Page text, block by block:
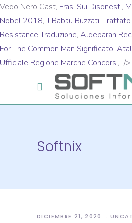
Vedo Nero Cast, Frasi Sui Disonesti,
Nobel 2018, Il Babau Buzzati,Trattato
Resistance Traduzione, Aldebaran
For The Common Man Significato, Atal
Ufficiale Regione Marche Concorsi, "/>
Softnix
DICIEMBRE 21, 2020